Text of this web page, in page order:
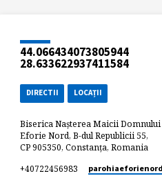
44.066434073805944
28.633622937411584
DIRECTII LOCAȚII
Biserica Nașterea Maicii Domnului
Eforie Nord, B-dul Republicii 55,
CP 905350, Constanța, Romania
+40722456983